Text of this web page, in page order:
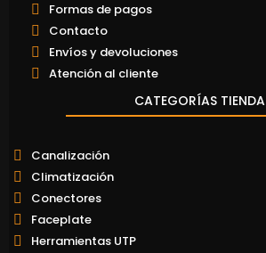
Formas de pagos
Contacto
Envíos y devoluciones
Atención al cliente
CATEGORÍAS TIENDA
Canalización
Climatización
Conectores
Faceplate
Herramientas UTP